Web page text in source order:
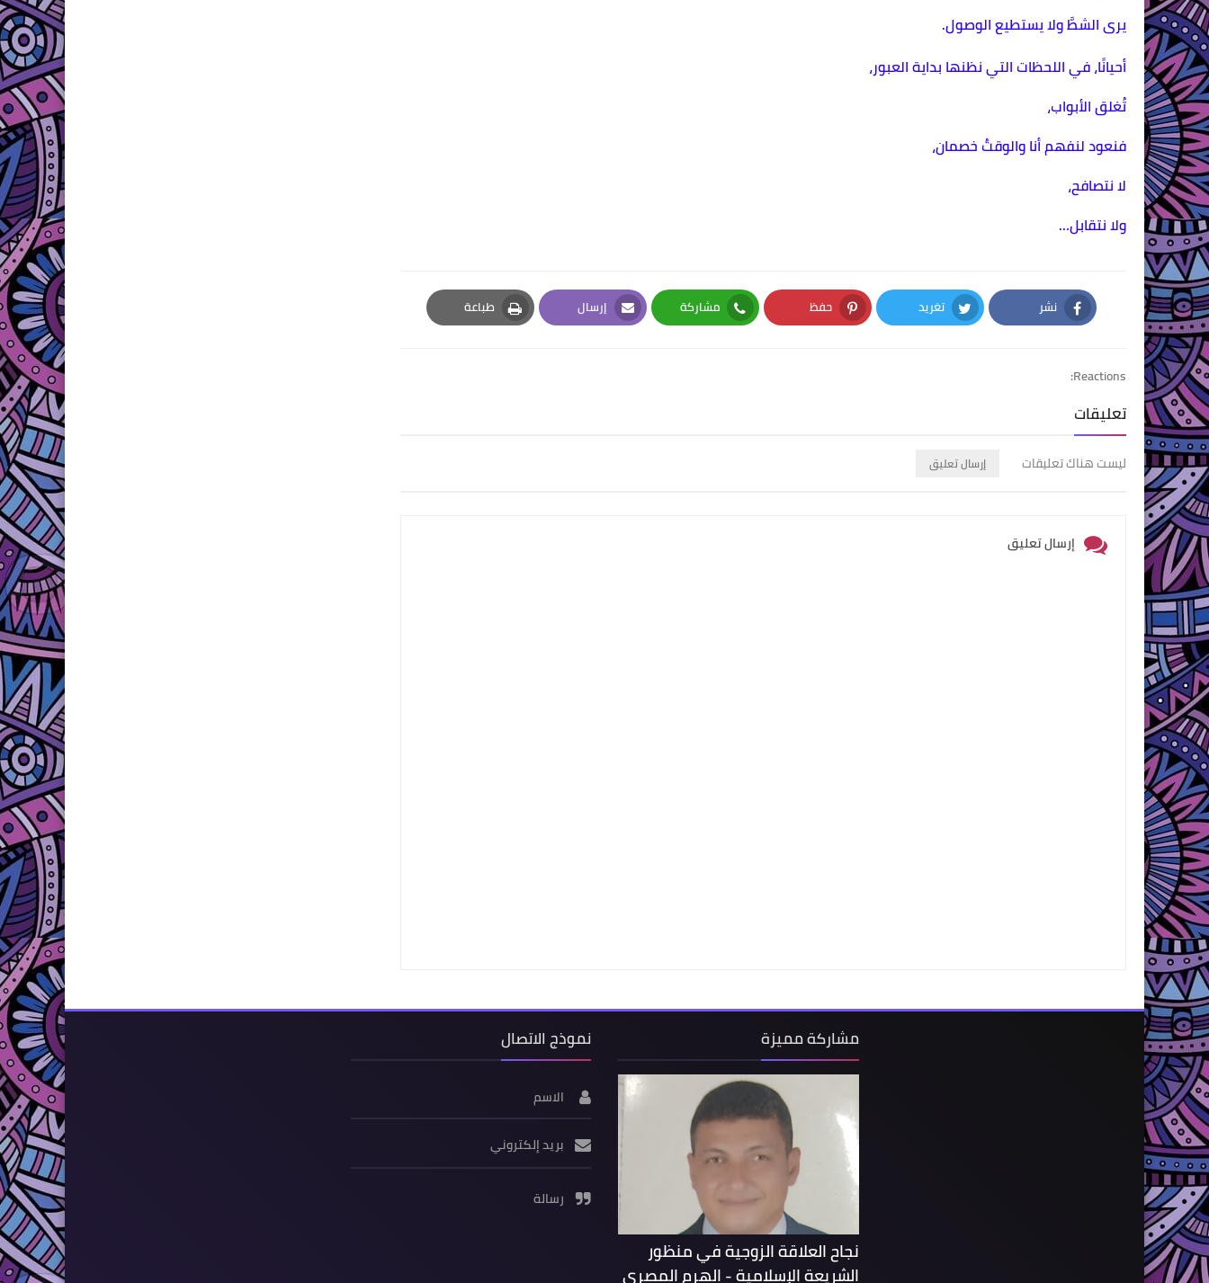
يرى الشطَّ ولا يستطيع الوصول.
أحيانًا، في اللحظات التي نظنها بداية العبور،
تُغلق الأبواب،
فنعود لنفهم أنا والوقتُ خصمان،
لا نتصافح،
ولا نتقابل…
نشر
Facebook
تغريد
Twitter
حفظ
Pinterest
مشاركة
Whatsapp
إرسال
Email
طباعة
Print
Reactions:
تعليقات
ليست هناك تعليقات إرسال تعليق
إرسال تعليق
مشاركة مميزة
نجاح العلاقة الزوجية في منظور
الشريعة الإسلامية - الهرم المصرى
نموذج الاتصال
الاسم
بريد إلكتروني
رسالة